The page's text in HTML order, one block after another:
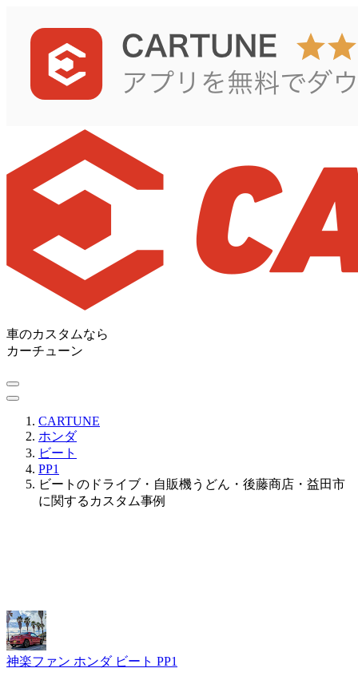
車のカスタムなら
カーチューン
CARTUNE
ホンダ
ビート
PP1
ビートのドライブ・自販機うどん・後藤商店・益田市
に関するカスタム事例
神楽ファン ホンダ ビート PP1